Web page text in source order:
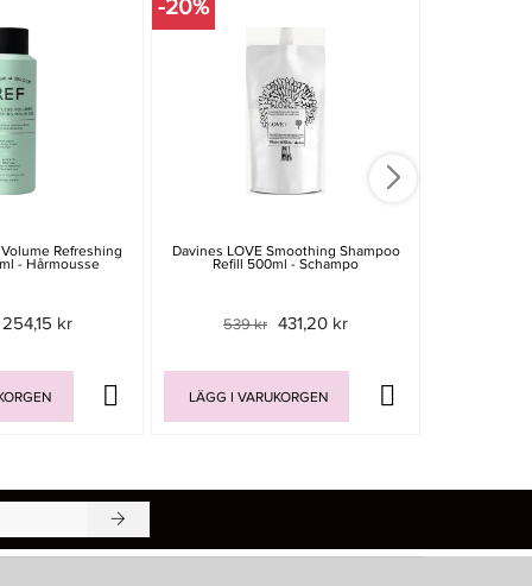
Refreshing
- Hårmousse
254,15 kr
-20%
Davines LOVE Smoothing Shampoo
Refill 500ml - Schampo
539 kr 431,20 kr
LÄGG I VARUKORGEN